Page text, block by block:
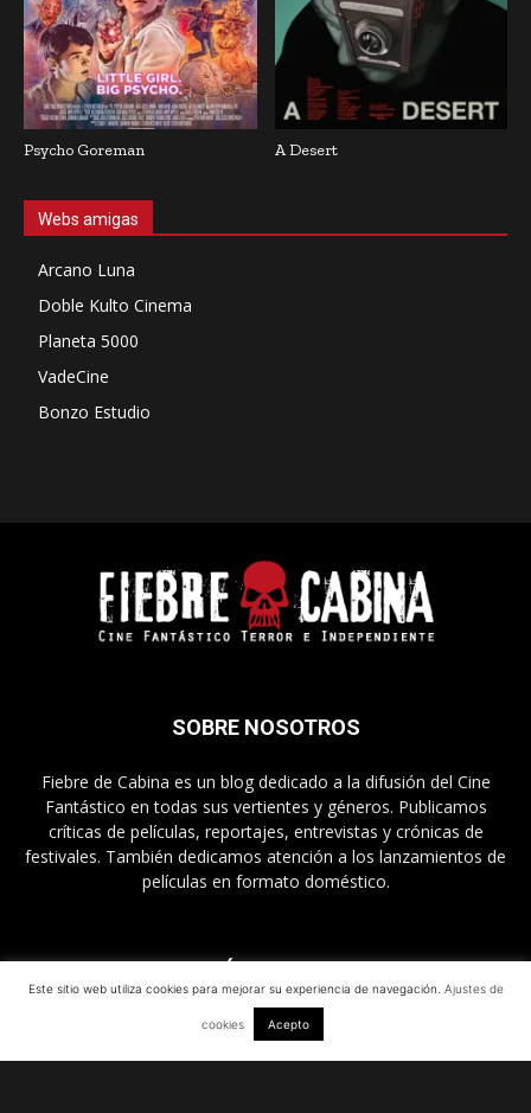
Psycho Goreman A Desert
Webs amigas
Arcano Luna
Doble Kulto Cinema
Planeta 5000
VadeCine
Bonzo Estudio
SOBRE NOSOTROS
Fiebre de Cabina es un blog dedicado a la difusión del Cine
Fantástico en todas sus vertientes y géneros. Publicamos
críticas de películas, reportajes, entrevistas y crónicas de
festivales. También dedicamos atención a los lanzamientos de
películas en formato doméstico.
SÍGUENOS
Este sitio web utiliza cookies para mejorar su experiencia de navegación. Ajustes de
cookies Acepto